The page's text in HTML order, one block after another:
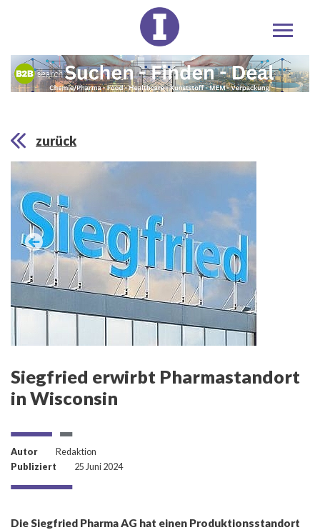
zurück
Siegfried erwirbt Pharmastandort
in Wisconsin
Autor
Redaktion
Publiziert
25 Juni 2024
Die Siegfried Pharma AG hat einen Produktionsstandort